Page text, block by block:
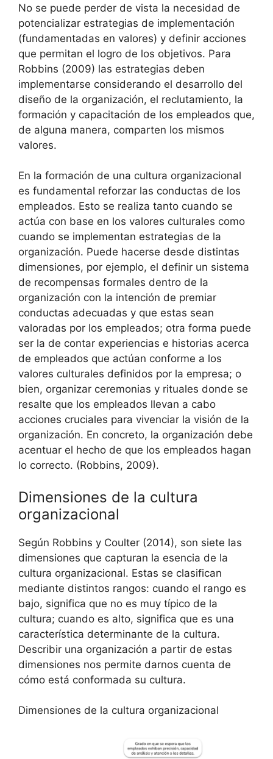
No se puede perder de vista la necesidad de
potencializar estrategias de implementación
(fundamentadas en valores) y definir acciones
que permitan el logro de los objetivos. Para
Robbins (2009) las estrategias deben
implementarse considerando el desarrollo del
diseño de la organización, el reclutamiento, la
formación y capacitación de los empleados que,
de alguna manera, comparten los mismos
valores.
En la formación de una cultura organizacional
es fundamental reforzar las conductas de los
empleados. Esto se realiza tanto cuando se
actúa con base en los valores culturales como
cuando se implementan estrategias de la
organización. Puede hacerse desde distintas
dimensiones, por ejemplo, el definir un sistema
de recompensas formales dentro de la
organización con la intención de premiar
conductas adecuadas y que estas sean
valoradas por los empleados; otra forma puede
ser la de contar experiencias e historias acerca
de empleados que actúan conforme a los
valores culturales definidos por la empresa; o
bien, organizar ceremonias y rituales donde se
resalte que los empleados llevan a cabo
acciones cruciales para vivenciar la visión de la
organización. En concreto, la organización debe
acentuar el hecho de que los empleados hagan
lo correcto. (Robbins, 2009).
Dimensiones de la cultura
organizacional
Según Robbins y Coulter (2014), son siete las
dimensiones que capturan la esencia de la
cultura organizacional. Estas se clasifican
mediante distintos rangos: cuando el rango es
bajo, significa que no es muy típico de la
cultura; cuando es alto, significa que es una
característica determinante de la cultura.
Describir una organización a partir de estas
dimensiones nos permite darnos cuenta de
cómo está conformada su cultura.
Dimensiones de la cultura organizacional